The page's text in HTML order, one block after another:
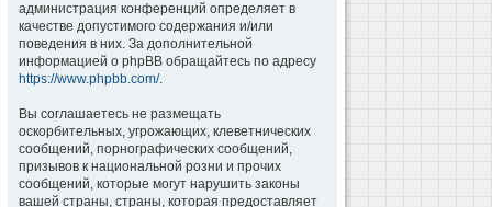
администрация конференций определяет в
качестве допустимого содержания и/или
поведения в них. За дополнительной
информацией о phpBB обращайтесь по адресу
https://www.phpbb.com/.
Вы соглашаетесь не размещать
оскорбительных, угрожающих, клеветнических
сообщений, порнографических сообщений,
призывов к национальной розни и прочих
сообщений, которые могут нарушить законы
вашей страны, страны, которая предоставляет